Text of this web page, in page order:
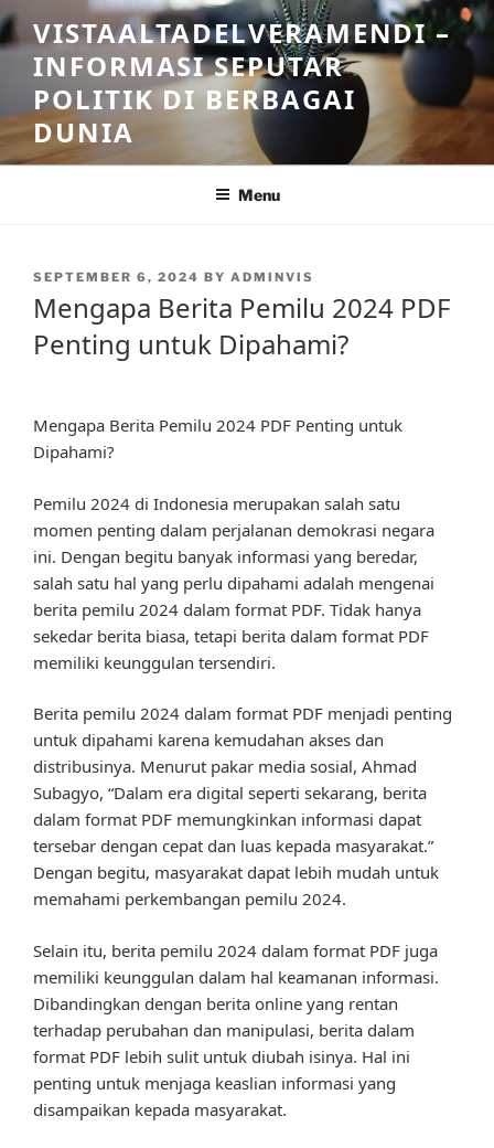
Skip
to
content
VISTAALTADELVERAMENDI –
INFORMASI SEPUTAR
POLITIK DI BERBAGAI
DUNIA
Menu
POSTED
SEPTEMBER 6, 2024 BY ADMINVIS
Mengapa Berita Pemilu 2024 PDF
Penting untuk Dipahami?
Mengapa Berita Pemilu 2024 PDF Penting untuk
Dipahami?
Pemilu 2024 di Indonesia merupakan salah satu
momen penting dalam perjalanan demokrasi negara
ini. Dengan begitu banyak informasi yang beredar,
salah satu hal yang perlu dipahami adalah mengenai
berita pemilu 2024 dalam format PDF. Tidak hanya
sekedar berita biasa, tetapi berita dalam format PDF
memiliki keunggulan tersendiri.
Berita pemilu 2024 dalam format PDF menjadi penting
untuk dipahami karena kemudahan akses dan
distribusinya. Menurut pakar media sosial, Ahmad
Subagyo, “Dalam era digital seperti sekarang, berita
dalam format PDF memungkinkan informasi dapat
tersebar dengan cepat dan luas kepada masyarakat.”
Dengan begitu, masyarakat dapat lebih mudah untuk
memahami perkembangan pemilu 2024.
Selain itu, berita pemilu 2024 dalam format PDF juga
memiliki keunggulan dalam hal keamanan informasi.
Dibandingkan dengan berita online yang rentan
terhadap perubahan dan manipulasi, berita dalam
format PDF lebih sulit untuk diubah isinya. Hal ini
penting untuk menjaga keaslian informasi yang
disampaikan kepada masyarakat.